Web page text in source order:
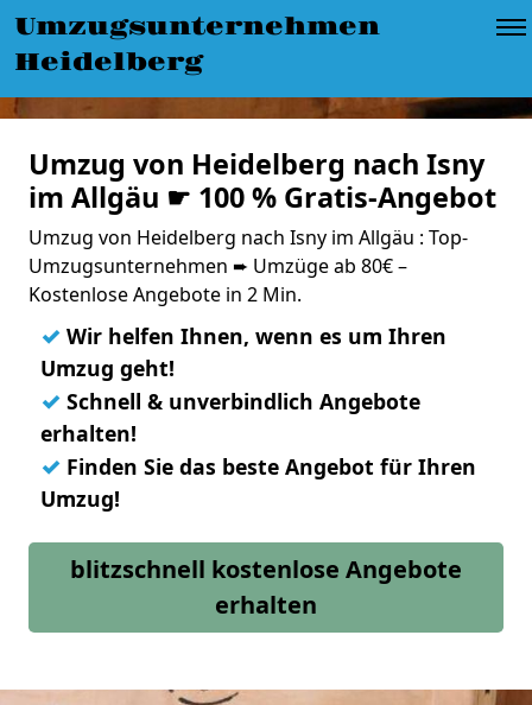
Umzugsunternehmen
Heidelberg
Umzug von Heidelberg nach Isny
im Allgäu ☛ 100 % Gratis-Angebot
Umzug von Heidelberg nach Isny im Allgäu : Top-
Umzugsunternehmen ➨ Umzüge ab 80€ –
Kostenlose Angebote in 2 Min.
✓ Wir helfen Ihnen, wenn es um Ihren
Umzug geht!
✓ Schnell & unverbindlich Angebote
erhalten!
✓ Finden Sie das beste Angebot für Ihren
Umzug!
blitzschnell kostenlose Angebote
erhalten